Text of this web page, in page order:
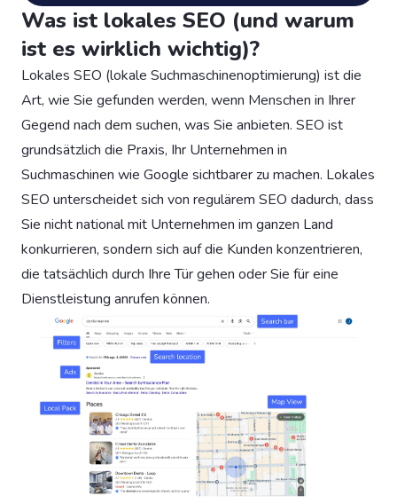
Was ist lokales SEO (und warum
ist es wirklich wichtig)?
Lokales SEO (lokale Suchmaschinenoptimierung) ist die
Art, wie Sie gefunden werden, wenn Menschen in Ihrer
Gegend nach dem suchen, was Sie anbieten. SEO ist
grundsätzlich die Praxis, Ihr Unternehmen in
Suchmaschinen wie Google sichtbarer zu machen. Lokales
SEO unterscheidet sich von regulärem SEO dadurch, dass
Sie nicht national mit Unternehmen im ganzen Land
konkurrieren, sondern sich auf die Kunden konzentrieren,
die tatsächlich durch Ihre Tür gehen oder Sie für eine
Dienstleistung anrufen können.